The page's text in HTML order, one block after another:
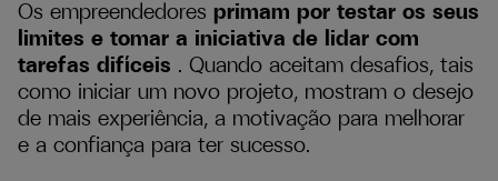
Os empreendedores primam por testar os seus
limites e tomar a iniciativa de lidar com
tarefas difíceis . Quando aceitam desafios, tais
como iniciar um novo projeto, mostram o desejo
de mais experiência, a motivação para melhorar
e a confiança para ter sucesso.